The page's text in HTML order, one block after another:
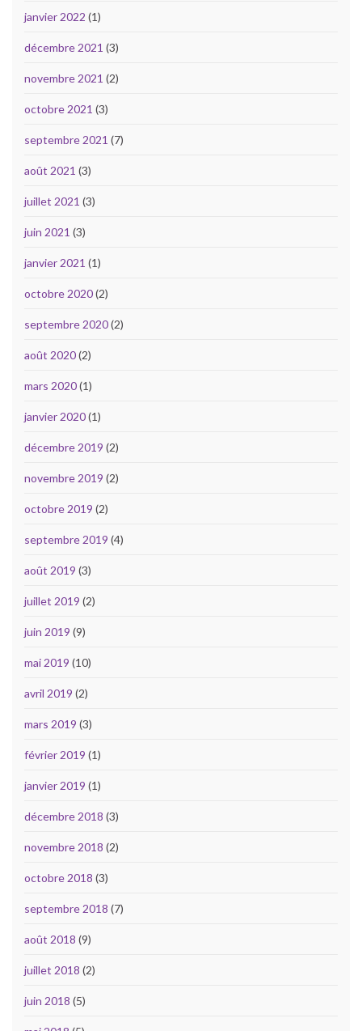
janvier 2022 (1)
décembre 2021 (3)
novembre 2021 (2)
octobre 2021 (3)
septembre 2021 (7)
août 2021 (3)
juillet 2021 (3)
juin 2021 (3)
janvier 2021 (1)
octobre 2020(2)
septembre 2020(2)
août 2020(2)
mars 2020(1)
janvier 2020(1)
décembre 2019 (2)
novembre 2019 (2)
octobre 2019 (2)
septembre 2019 (4)
août 2019 (3)
juillet 2019 (2)
juin 2019 (9)
mai 2019 (10)
avril 2019 (2)
mars 2019 (3)
février 2019 (1)
janvier 2019 (1)
décembre 2018 (3)
novembre 2018 (2)
octobre 2018 (3)
septembre 2018 (7)
août 2018 (9)
juillet 2018 (2)
juin 2018 (5)